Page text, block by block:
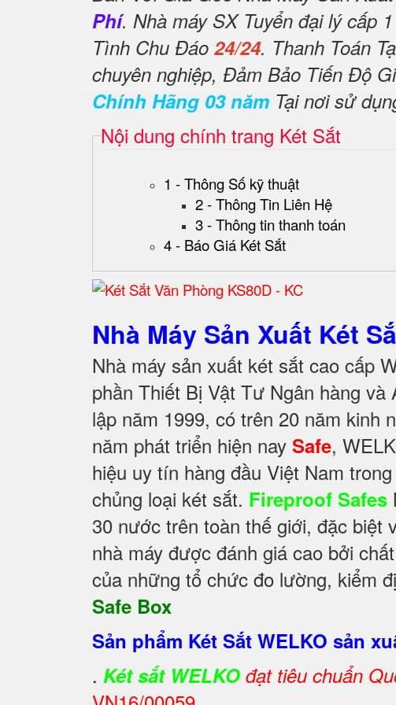
Phí. Nhà máy SX Tuyển đại lý cấp
Tình Chu Đáo 24/24. Thanh Toán
chuyên nghiệp, Đảm Bảo Tiến Độ
Chính Hãng 03 năm Tại nơi sử
Nội dung chính trang Két Sắt
1 - Thông Số kỹ thuật
2 - Thông Tin Liên Hệ
3 - Thông tin thanh toán
4 - Báo Giá Két Sắt
Nhà Máy Sản Xuất Két
Nhà máy sản xuất két sắt cao cấp
phần Thiết Bị Vật Tư Ngân hàng
lập năm 1999, có trên 20 năm kinh
năm phát triển hiện nay Safe,
hiệu uy tín hàng đầu Việt Nam
chủng loại két sắt. Fireproof Safes
30 nước trên toàn thế giới, đặc biệt
nhà máy được đánh giá cao bởi
của những tổ chức đo lường, kiểm
Safe Box
Sản phẩm Két Sắt WELKO sản
. Két sắt WELKO đạt tiêu chuẩn